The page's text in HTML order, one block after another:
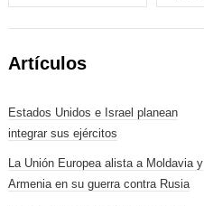
Artículos
Estados Unidos e Israel planean
integrar sus ejércitos
La Unión Europea alista a Moldavia y
Armenia en su guerra contra Rusia